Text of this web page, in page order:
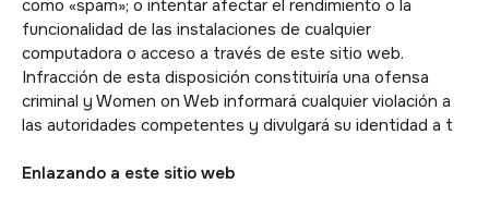
como «spam»; o intentar afectar el rendimiento o la
funcionalidad de las instalaciones de cualquier
computadora o acceso a través de este sitio web.
Infracción de esta disposición constituiría una ofensa
criminal y Women on Web informará cualquier violación a
las autoridades competentes y divulgará su identidad a t
Enlazando a este sitio web